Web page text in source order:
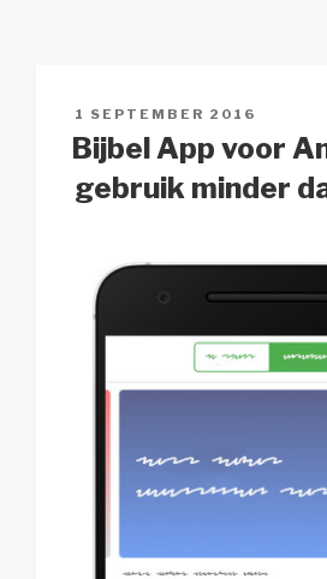
n
k
o
o
k
p
GEPLAATST
OP
1 SEPTEMBER 2016
Bijbel App voor
gebruik minder